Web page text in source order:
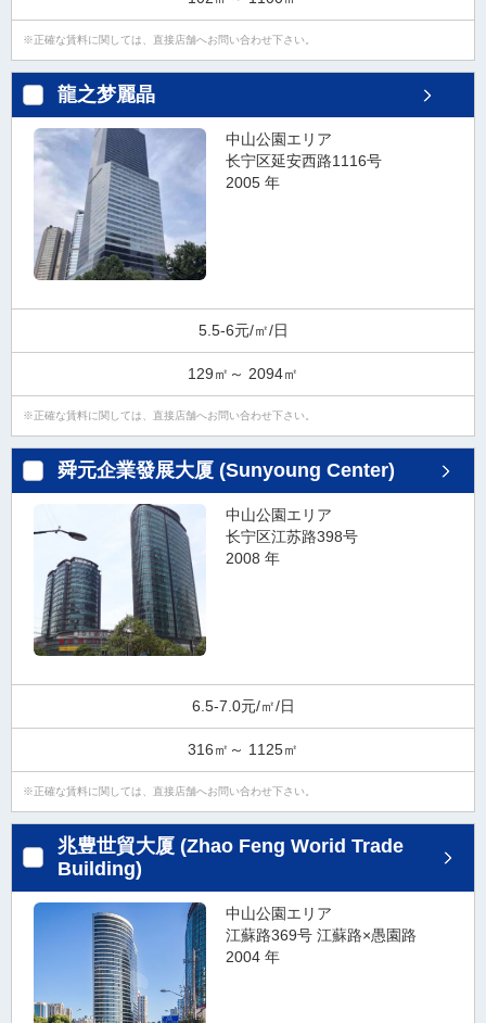
正確な賃料に関しては、直接店舗へお問い合わせ下さい。
龍之梦麗晶
中山公園エリア
长宁区延安西路1116号
2005 年
5.5-6元/㎡/日
129㎡～ 2094㎡
正確な賃料に関しては、直接店舗へお問い合わせ下さい。
舜元企業發展大厦 (Sunyoung Center)
中山公園エリア
长宁区江苏路398号
2008 年
6.5-7.0元/㎡/日
316㎡～ 1125㎡
正確な賃料に関しては、直接店舗へお問い合わせ下さい。
兆豊世貿大厦 (Zhao Feng Worid Trade
Building)
中山公園エリア
江蘇路369号 江蘇路×愚園路
2004 年